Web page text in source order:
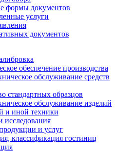
формы документов
услуги
документов
обеспечение производства
обслуживание средств
стандартных образцов
обслуживание изделий
и иной техники
исследования
и услуг
классификация гостиниц